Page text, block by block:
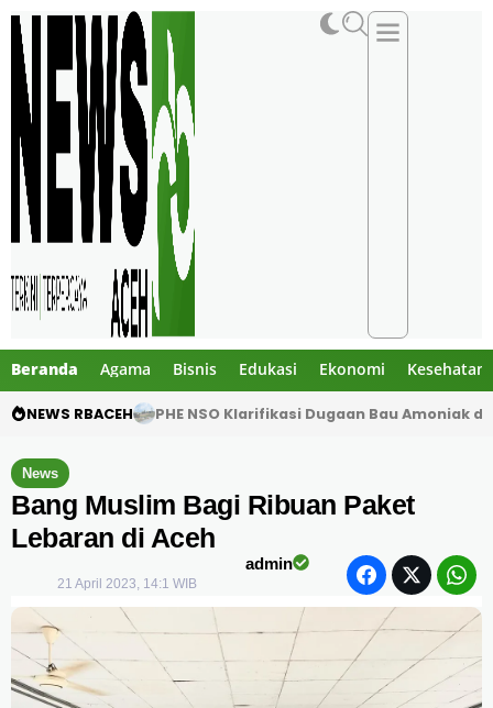
Beranda Agama Bisnis Edukasi Ekonomi Kesehatan
NEWS RBACEH PHE NSO Klarifikasi Dugaan Bau Amoniak
News
Bang Muslim Bagi Ribuan Paket
Lebaran di Aceh
admin
21 April 2023, 14:1 WIB